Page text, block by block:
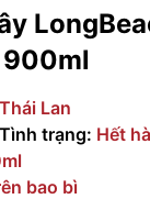
900ml
Thái Lan
Tình trạng: Hết
bao bì